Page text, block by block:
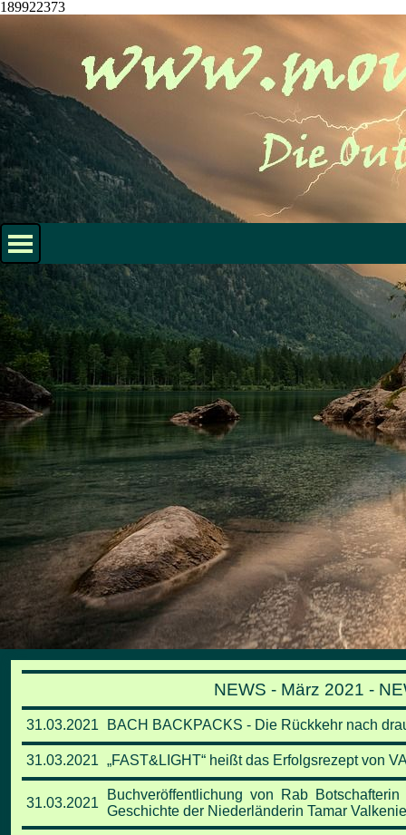
189922373
Direkt zum Seiteninhalt
NEWS - März 2021 -
31.03.2021 BACH BACKPACKS - Die Rückkehr nach
31.03.2021 „FAST&LIGHT“ heißt das Erfolgsrezept von
31.03.2021
Buchveröffentlichung von Rab
Geschichte der Niederländerin Tamar